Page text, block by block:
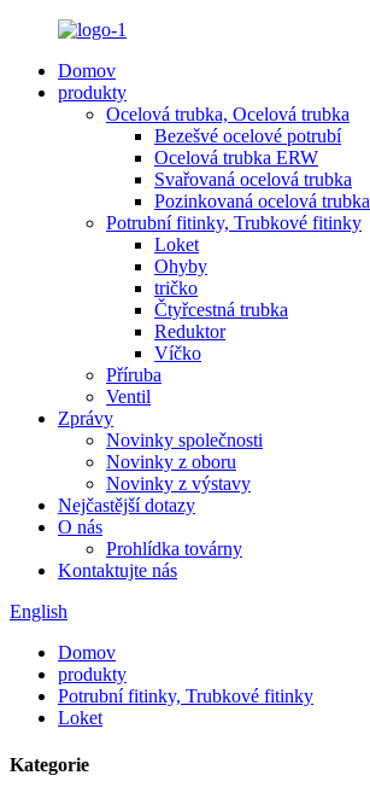
Domov
produkty
Ocelová trubka, Ocelová trubka
Bezešvé ocelové potrubí
Ocelová trubka ERW
Svařovaná ocelová trubka
Pozinkovaná ocelová trubka
Potrubní fitinky, Trubkové fitinky
Loket
Ohyby
tričko
Čtyřcestná trubka
Reduktor
Víčko
Příruba
Ventil
Zprávy
Novinky společnosti
Novinky z oboru
Novinky z výstavy
Nejčastější dotazy
O nás
Prohlídka továrny
Kontaktujte nás
English
Domov
produkty
Potrubní fitinky, Trubkové fitinky
Loket
Kategorie